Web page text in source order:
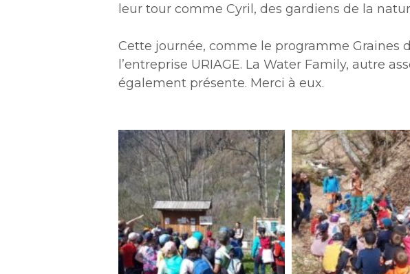
leur tour comme Cyril, des gardiens de la
Cette journée, comme le programme Graines
l’entreprise URIAGE. La Water Family, autre
également présente. Merci à eux.
rif-
garcin-
1
rif-
garcin-
2